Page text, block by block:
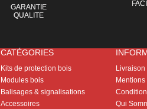
GARANTIE
QUALITE
CATÉGORIES
Kits de protection bois
Modules bois
Balisages & signalisations
Accessoires
Livraison
Qui